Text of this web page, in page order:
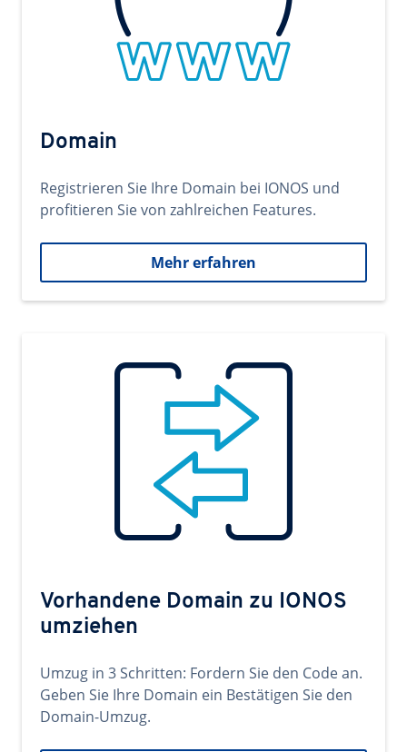
Domain
Registrieren Sie Ihre Domain bei IONOS und
profitieren Sie von zahlreichen Features.
Mehr erfahren
Vorhandene Domain zu IONOS
umziehen
Umzug in 3 Schritten: Fordern Sie den Code an.
Geben Sie Ihre Domain ein Bestätigen Sie den
Domain-Umzug.